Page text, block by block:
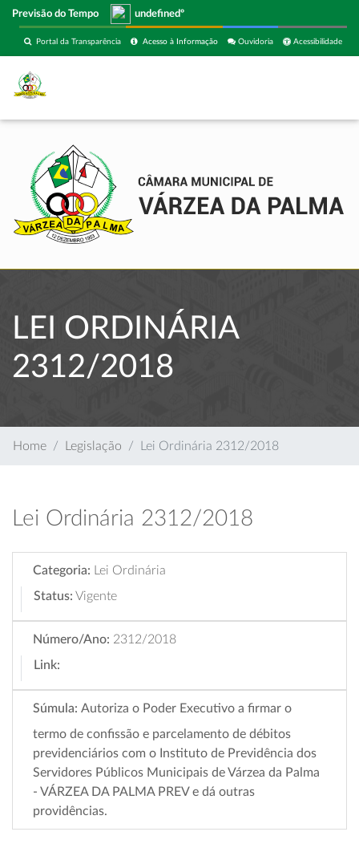
Previsão do Tempo undefinedº
Acessibilidade
Ouvidoria
Acesso à Informação
Portal da Transparência
LEI ORDINÁRIA
2312/2018
Home Legislação Lei Ordinária 2312/2018
Lei Ordinária 2312/2018
Categoria:
Lei Ordinária
Status: Vigente
Número/Ano: 2312/2018
Link:
Súmula: Autoriza o Poder Executivo a firmar o
termo de confissão e parcelamento de débitos
previdenciários com o Instituto de Previdência dos
Servidores Públicos Municipais de Várzea da Palma
- VÁRZEA DA PALMA PREV e dá outras
providências.